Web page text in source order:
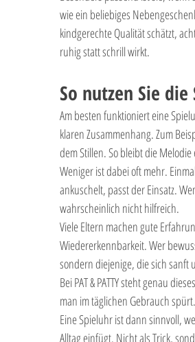
wie ein beliebiges
kindgerechte Qualität schätzt,
ruhig statt schrill wirkt.
So nutzen Sie
Am besten funktioniert eine
klaren Zusammenhang. Zum
dem Stillen. So bleibt die Melodie
Weniger ist dabei oft mehr.
ankuschelt, passt der Einsatz.
wahrscheinlich nicht hilfreich.
Viele Eltern machen gute
Wiedererkennbarkeit. Wer
sondern diejenige, die sich
Bei PAT & PATTY steht genau
man im täglichen Gebrauch spürt.
Eine Spieluhr ist dann sinnvoll,
Alltag einfügt. Nicht als Trick,